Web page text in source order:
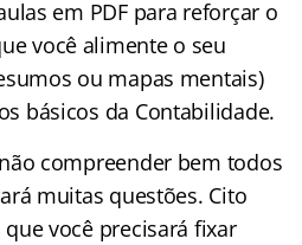
em PDF para reforçar o
você alimente o seu
ou mapas mentais)
básicos da Contabilidade.
compreender bem todos
muitas questões. Cito
você precisará fixar